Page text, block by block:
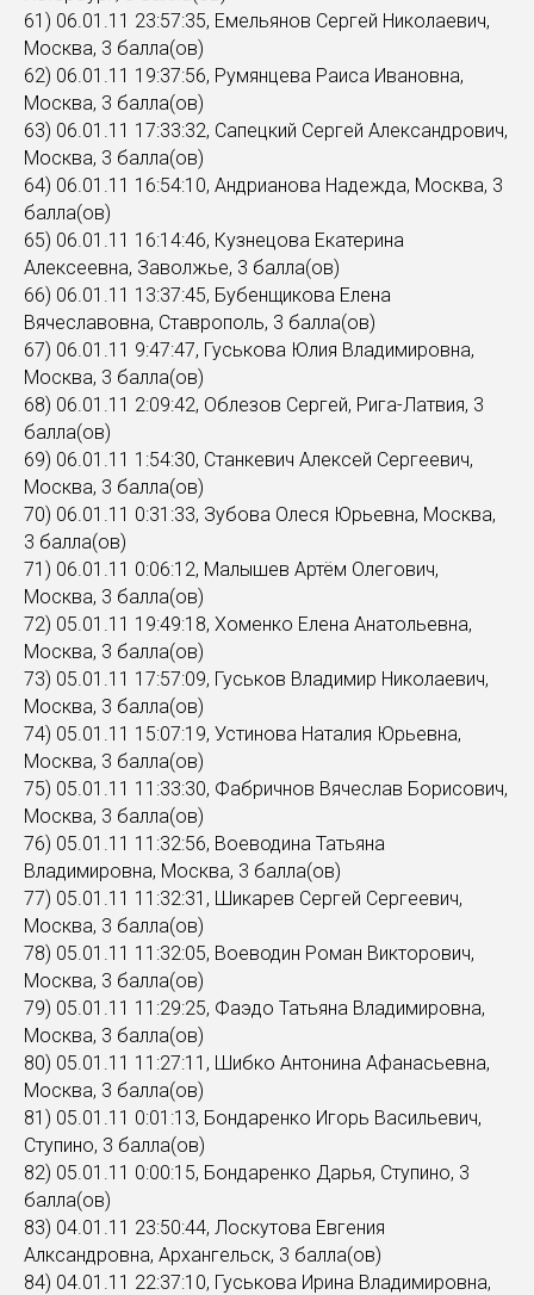
61) 06.01.11 23:57:35, Емельянов Сергей Николаевич,
Москва, 3 балла(ов)
62) 06.01.11 19:37:56, Румянцева Раиса Ивановна,
Москва, 3 балла(ов)
63) 06.01.11 17:33:32, Сапецкий Сергей Александрович,
Москва, 3 балла(ов)
64) 06.01.11 16:54:10, Андрианова Надежда, Москва, 3
балла(ов)
65) 06.01.11 16:14:46, Кузнецова Екатерина
Алексеевна, Заволжье, 3 балла(ов)
66) 06.01.11 13:37:45, Бубенщикова Елена
Вячеславовна, Ставрополь, 3 балла(ов)
67) 06.01.11 9:47:47, Гуськова Юлия Владимировна,
Москва, 3 балла(ов)
68) 06.01.11 2:09:42, Облезов Сергей, Рига-Латвия, 3
балла(ов)
69) 06.01.11 1:54:30, Станкевич Алексей Сергеевич,
Москва, 3 балла(ов)
70) 06.01.11 0:31:33, Зубова Олеся Юрьевна, Москва,
3 балла(ов)
71) 06.01.11 0:06:12, Малышев Артём Олегович,
Москва, 3 балла(ов)
72) 05.01.11 19:49:18, Хоменко Елена Анатольевна,
Москва, 3 балла(ов)
73) 05.01.11 17:57:09, Гуськов Владимир Николаевич,
Москва, 3 балла(ов)
74) 05.01.11 15:07:19, Устинова Наталия Юрьевна,
Москва, 3 балла(ов)
75) 05.01.11 11:33:30, Фабричнов Вячеслав Борисович,
Москва, 3 балла(ов)
76) 05.01.11 11:32:56, Воеводина Татьяна
Владимировна, Москва, 3 балла(ов)
77) 05.01.11 11:32:31, Шикарев Сергей Сергеевич,
Москва, 3 балла(ов)
78) 05.01.11 11:32:05, Воеводин Роман Викторович,
Москва, 3 балла(ов)
79) 05.01.11 11:29:25, Фаэдо Татьяна Владимировна,
Москва, 3 балла(ов)
80) 05.01.11 11:27:11, Шибко Антонина Афанасьевна,
Москва, 3 балла(ов)
81) 05.01.11 0:01:13, Бондаренко Игорь Васильевич,
Ступино, 3 балла(ов)
82) 05.01.11 0:00:15, Бондаренко Дарья, Ступино, 3
балла(ов)
83) 04.01.11 23:50:44, Лоскутова Евгения
Алксандровна, Архангельск, 3 балла(ов)
84) 04.01.11 22:37:10, Гуськова Ирина Владимировна,